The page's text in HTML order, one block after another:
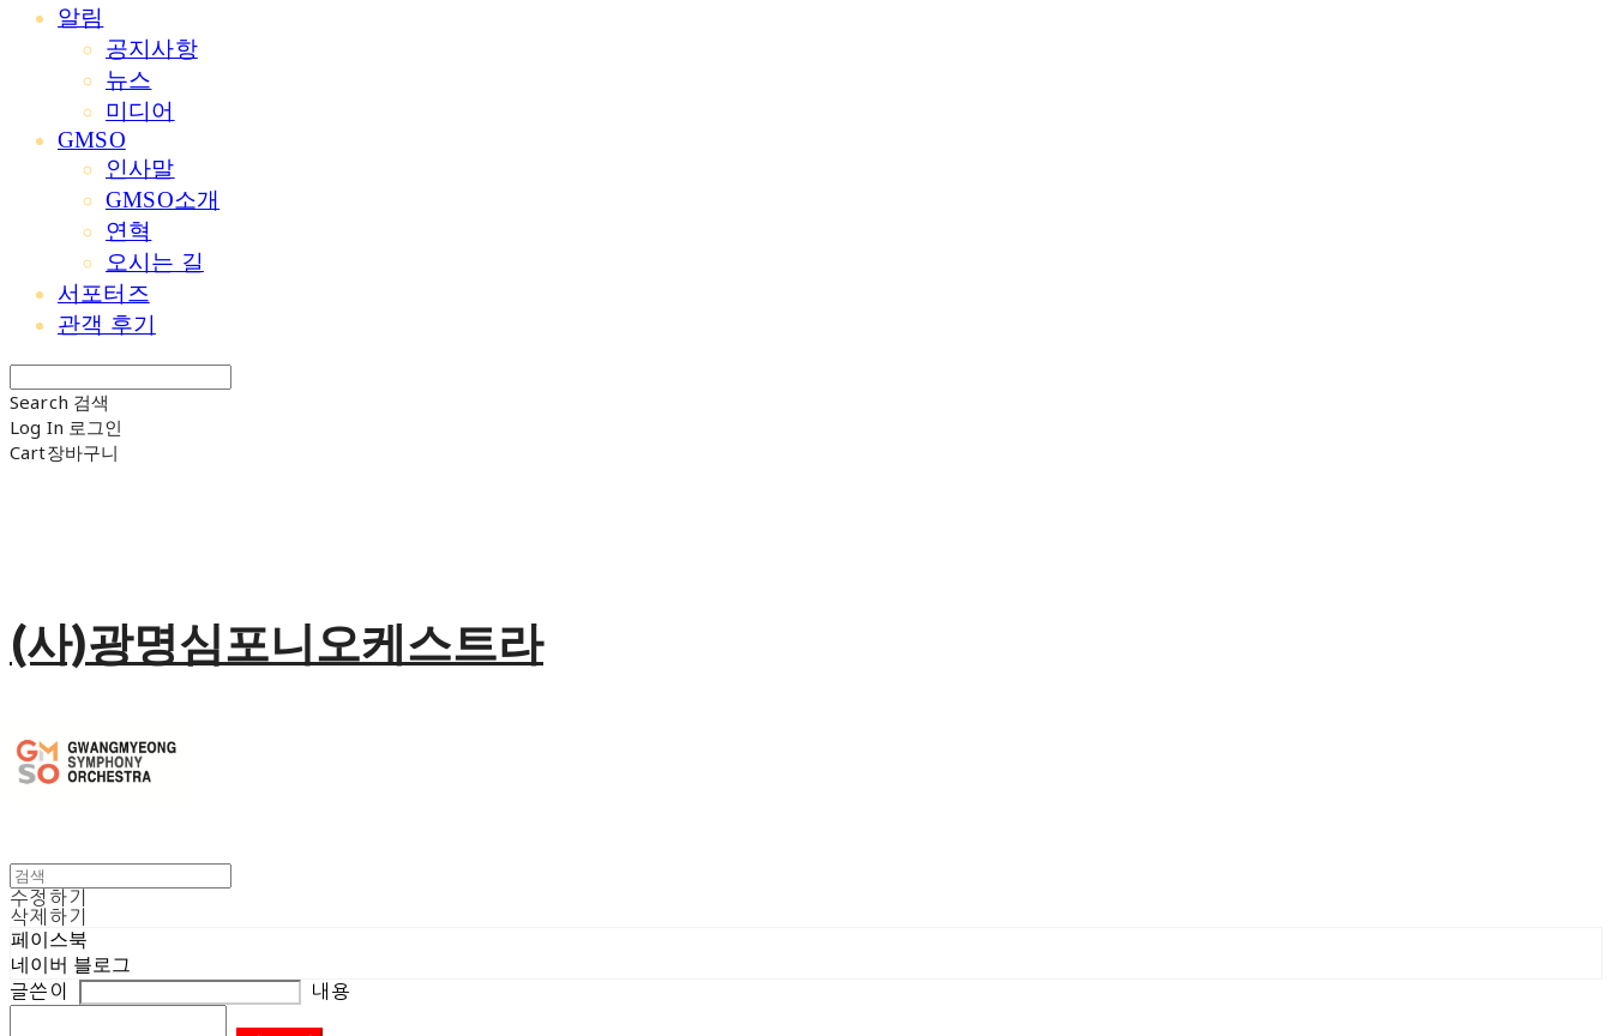
알림
공지사항
뉴스
미디어
GMSO
인사말
GMSO소개
연혁
오시는 길
서포터즈
관객 후기
Search 검색
Log In 로그인
Cart장바구니
(사)광명심포니오케스트라
수정하기
삭제하기
페이스북
네이버 블로그
글쓴이 내용